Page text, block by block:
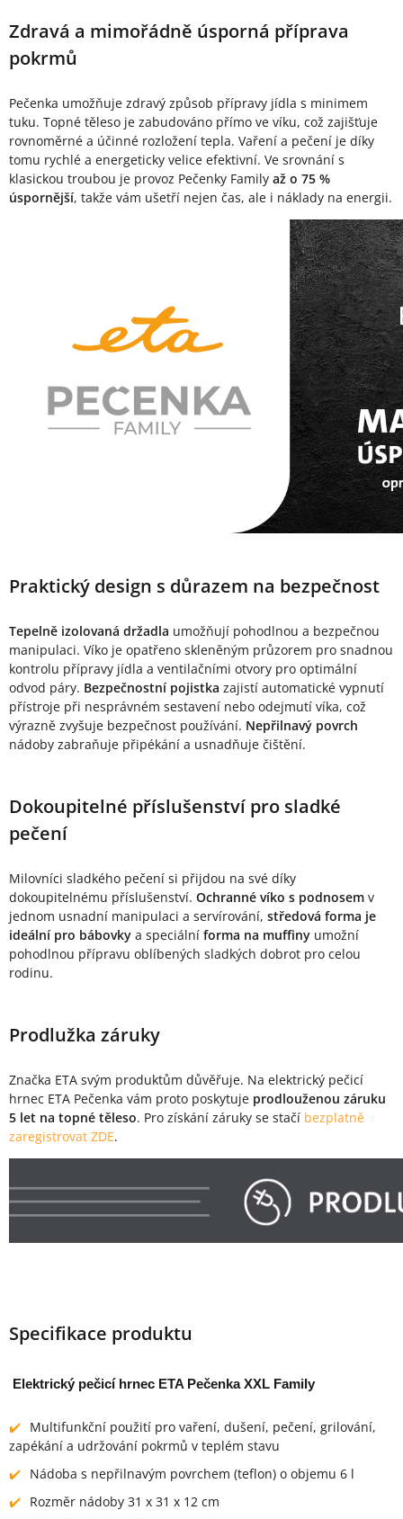
Zdravá a mimořádně úsporná příprava
pokrmů
Pečenka umožňuje zdravý způsob přípravy jídla s minimem
tuku. Topné těleso je zabudováno přímo ve víku, což zajišťuje
rovnoměrné a účinné rozložení tepla. Vaření a pečení je díky
tomu rychlé a energeticky velice efektivní. Ve srovnání s
klasickou troubou je provoz Pečenky Family až o 75 %
úspornější, takže vám ušetří nejen čas, ale i náklady na energii.
Praktický design s důrazem na bezpečnost
Tepelně izolovaná držadla umožňují pohodlnou a bezpečnou
manipulaci. Víko je opatřeno skleněným průzorem pro snadnou
kontrolu přípravy jídla a ventilačními otvory pro optimální
odvod páry. Bezpečnostní pojistka zajistí automatické vypnutí
přístroje při nesprávném sestavení nebo odejmutí víka, což
výrazně zvyšuje bezpečnost používání. Nepřilnavý povrch
nádoby zabraňuje připékání a usnadňuje čištění.
Dokoupitelné příslušenství pro sladké
pečení
Milovníci sladkého pečení si přijdou na své díky
dokoupitelnému příslušenství. Ochranné víko s podnosem v
jednom usnadní manipulaci a servírování, středová forma je
ideální pro bábovky a speciální forma na muffiny umožní
pohodlnou přípravu oblíbených sladkých dobrot pro celou
rodinu.
Prodlužka záruky
Značka ETA svým produktům důvěřuje. Na elektrický pečicí
hrnec ETA Pečenka vám proto poskytuje prodlouženou záruku
5 let na topné těleso. Pro získání záruky se stačí bezplatně
zaregistrovat ZDE.
Specifikace produktu
Elektrický pečicí hrnec ETA Pečenka XXL Family
Multifunkční použití pro vaření, dušení, pečení, grilování,
zapékání a udržování pokrmů v teplém stavu
Nádoba s nepřilnavým povrchem (teflon) o objemu 6 l
Rozměr nádoby 31 x 31 x 12 cm